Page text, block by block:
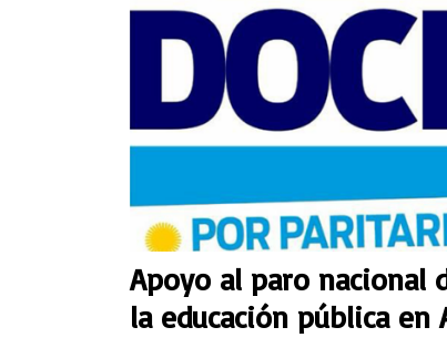
Apoyo al paro nacional
la educación pública en